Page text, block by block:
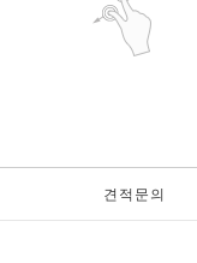
견적문의